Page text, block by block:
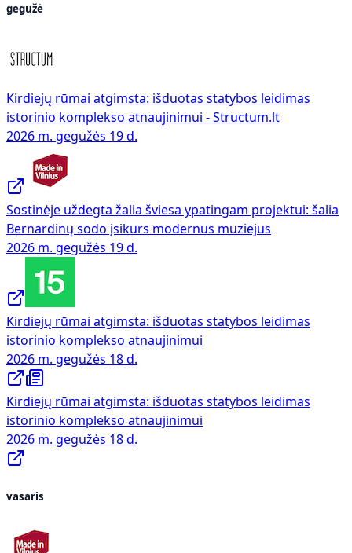
gegužė
Kirdiejų rūmai atgimsta: išduotas statybos leidimas
istorinio komplekso atnaujinimui - Structum.lt
2026 m. gegužės 19 d.
Sostinėje uždegta žalia šviesa ypatingam projektui: šalia
Bernardinų sodo įsikurs modernus muziejus
2026 m. gegužės 19 d.
Kirdiejų rūmai atgimsta: išduotas statybos leidimas
istorinio komplekso atnaujinimui
2026 m. gegužės 18 d.
Kirdiejų rūmai atgimsta: išduotas statybos leidimas
istorinio komplekso atnaujinimui
2026 m. gegužės 18 d.
vasaris